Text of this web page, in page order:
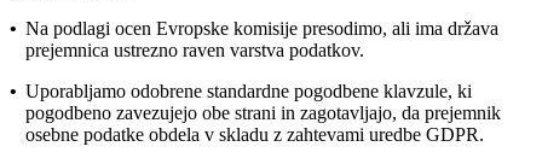
• Na podlagi ocen Evropske komisije presodimo, ali ima država
prejemnica ustrezno raven varstva podatkov.
• Uporabljamo odobrene standardne pogodbene klavzule, ki
pogodbeno zavezujejo obe strani in zagotavljajo, da prejemnik
osebne podatke obdela v skladu z zahtevami uredbe GDPR.